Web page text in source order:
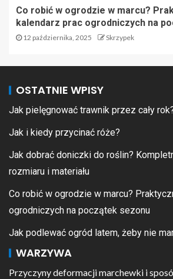
Co robić w ogrodzie w marcu?
kalendarz prac ogrodniczych na
12 października, 2025 Skrzypek
OSTATNIE WPISY
Jak pielęgnować trawnik przez cały
Jak i kiedy przycinać róże?
Jak dobrać doniczki do roślin?
rozmiaru i materiału
Co robić w ogrodzie w marcu?
ogrodniczych na początek sezonu
Jak podlewać ogród latem, żeby nie
WARZYWA
Przyczyny deformacji marchewki i